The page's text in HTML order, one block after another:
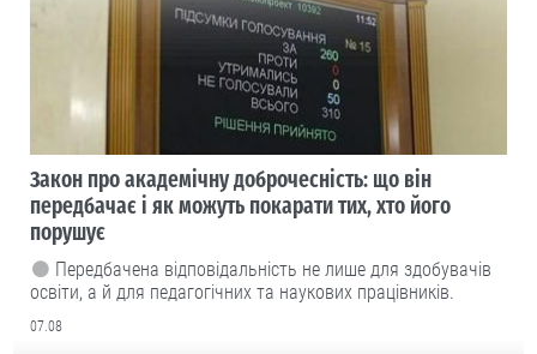
Закон про академічну доброчесність: що він
передбачає і як можуть покарати тих, хто його
порушує
Передбачена відповідальність не лише для здобувачів
освіти, а й для педагогічних та наукових працівників.
07.08